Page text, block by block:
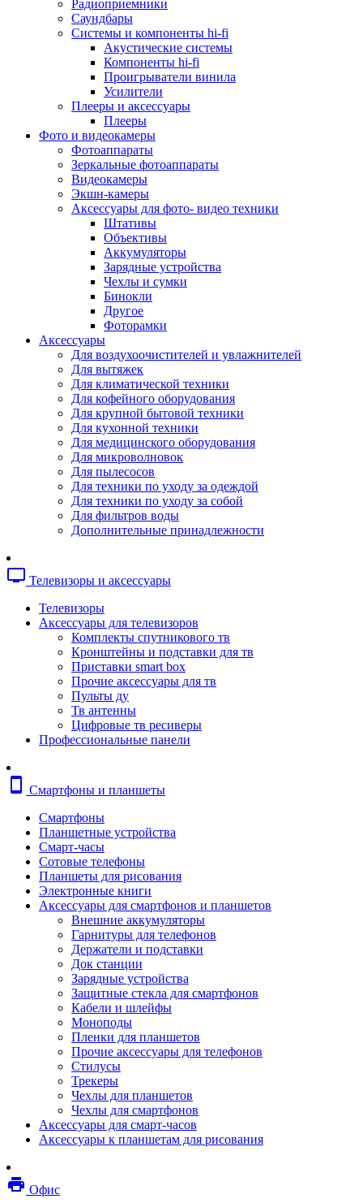
Смартфоны
Планшетные устройства
Смарт-часы
Сотовые телефоны
Планшеты для рисования
Электронные книги
Аксессуары для смартфонов и планшетов
Внешние аккумуляторы
Гарнитуры для телефонов
Держатели и подставки
Док станции
Зарядные устройства
Защитные стекла для смартфонов
Кабели и шлейфы
Моноподы
Пленки для планшетов
Прочие аксессуары для телефонов
Стилусы
Трекеры
Чехлы для планшетов
Чехлы для смартфонов
Аксессуары для смарт-часов
Аксессуары к планшетам для рисования
Офис
Принтеры лазерные
Принтеры струйные
Принтеры матричные
Мфу лазерные
Мфу струйные
Мфу светодиодные
Портативные принтеры
Принтеры для печати наклеек
Копировальные аппараты
Сканеры
Плоттеры
Ламинаторы
Телефония
Рации
Консоли для мини-атс
Системные телефоны
Телефоны
Телефоны dect
Торговое оборудование
Детектор валют
Счетчики банкнот
Калькуляторы
Мебель
Стулья и кресла
Столы
Мебельные аксессуары
Аксессуары для кресел
Вешалки
Коврики защитные
Эргономика
Опции для устройств печати, копирования и
сканирования
Сетевое оборудование
Маршрутизаторы
Модемы
Точки доступа
Сетевые адаптеры
Коммутаторы
Расширители беспроводной сети
Wi-fi антенны
Инструмент
Кабель
Монтажные компоненты
Радиоприемники
Саундбары
Системы и компоненты hi-fi
Акустические системы
Компоненты hi-fi
Проигрыватели винила
Усилители
Плееры и аксессуары
Плееры
Фото и видеокамеры
Фотоаппараты
Зеркальные фотоаппараты
Видеокамеры
Экшн-камеры
Аксессуары для фото- видео техники
Штативы
Объективы
Аккумуляторы
Зарядные устройства
Чехлы и сумки
Бинокли
Другое
Фоторамки
Аксессуары
Для воздухоочистителей и увлажнителей
Для вытяжек
Для климатической техники
Для кофейного оборудования
Для крупной бытовой техники
Для кухонной техники
Для медицинского оборудования
Для микроволновок
Для пылесосов
Для техники по уходу за одеждой
Для техники по уходу за собой
Для фильтров воды
Дополнительные принадлежности
tv Телевизоры и аксессуары
Телевизоры
Аксессуары для телевизоров
Комплекты спутникового тв
Кронштейны и подставки для тв
Приставки smart box
Прочие аксессуары для тв
Пульты ду
Тв антенны
Цифровые тв ресиверы
Профессиональные панели
smartphone
Смартфоны и планшеты
Смартфоны
Планшетные устройства
Смарт-часы
Сотовые телефоны
Планшеты для рисования
Электронные книги
Аксессуары для смартфонов и планшетов
Внешние аккумуляторы
Гарнитуры для телефонов
Держатели и подставки
Док станции
Зарядные устройства
Защитные стекла для смартфонов
Кабели и шлейфы
Моноподы
Пленки для планшетов
Прочие аксессуары для телефонов
Стилусы
Трекеры
Чехлы для планшетов
Чехлы для смартфонов
Аксессуары для смарт-часов
Аксессуары к планшетам для рисования
local_printshop Офис